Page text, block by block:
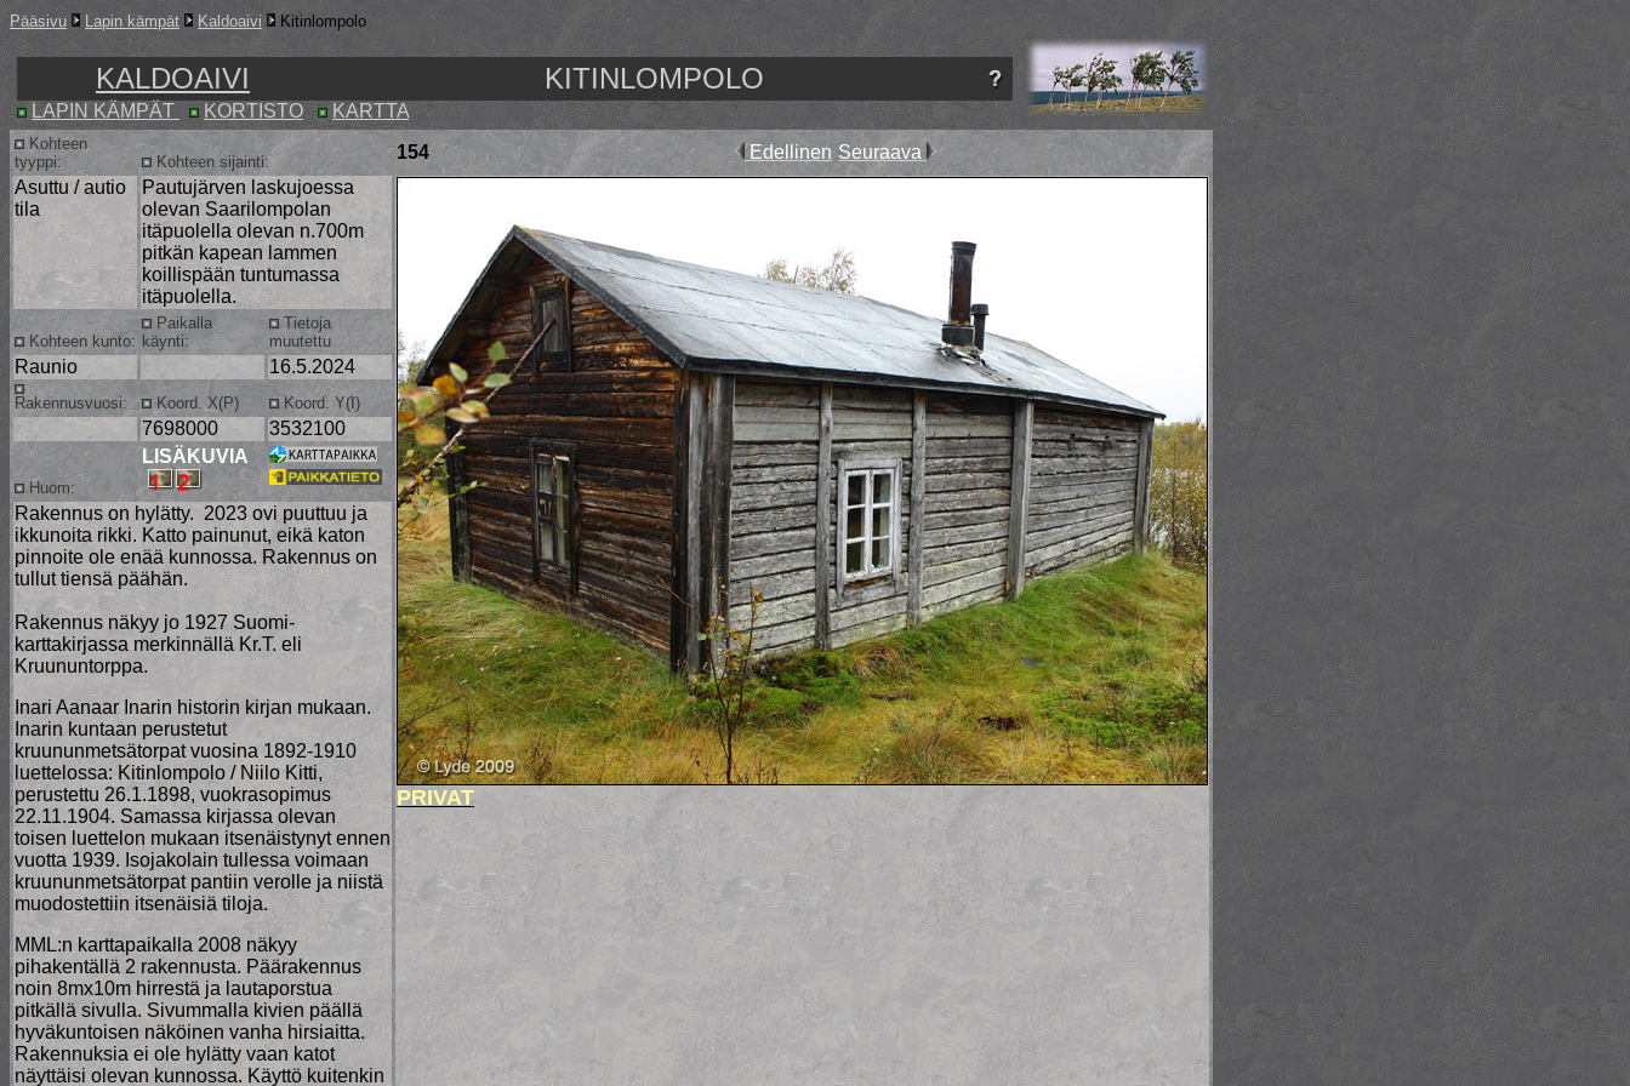
Pääsivu Lapin kämpät Kaldoaivi Kitinlompolo
KALDOAIVI KITINLOMPOLO
LAPIN KÄMPÄT KORTISTO KARTTA
Kohteen
tyyppi:
Kohteen sijainti: 154 Edellinen Seuraava
Asuttu / autio
tila
Pautujärven laskujoessa
olevan Saarilompolan
itäpuolella olevan n.700m
pitkän kapean lammen
koillispään tuntumassa
itäpuolella.
PRIVAT
Kohteen kunto:
Paikalla
käynti:
Tietoja
muutettu
Raunio 16.5.2024
Rakennusvuosi: Koord. X(P) Koord. Y(I)
7698000 3532100
Huom:
LISÄKUVIA
Rakennus on hylätty. 2023 ovi puuttuu ja
ikkunoita rikki. Katto painunut, eikä katon
pinnoite ole enää kunnossa. Rakennus on
tullut tiensä päähän.
Rakennus näkyy jo 1927 Suomi-
karttakirjassa merkinnällä Kr.T. eli
Kruununtorppa.
Inari Aanaar Inarin historin kirjan mukaan.
Inarin kuntaan perustetut
kruununmetsätorpat vuosina 1892-1910
luettelossa: Kitinlompolo / Niilo Kitti,
perustettu 26.1.1898, vuokrasopimus
22.11.1904. Samassa kirjassa olevan
toisen luettelon mukaan itsenäistynyt ennen
vuotta 1939. Isojakolain tullessa voimaan
kruununmetsätorpat pantiin verolle ja niistä
muodostettiin itsenäisiä tiloja.
MML:n karttapaikalla 2008 näkyy
pihakentällä 2 rakennusta. Päärakennus
noin 8mx10m hirrestä ja lautaporstua
pitkällä sivulla. Sivummalla kivien päällä
hyväkuntoisen näköinen vanha hirsiaitta.
Rakennuksia ei ole hylätty vaan katot
näyttäisi olevan kunnossa. Käyttö kuitenkin